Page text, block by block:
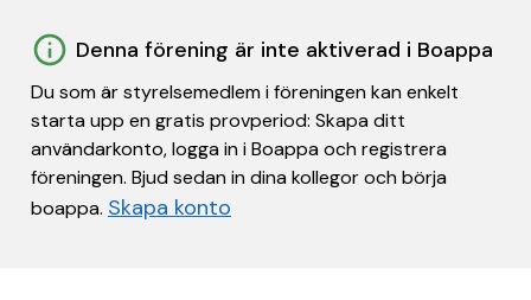
Denna förening är inte aktiverad i Boappa
Du som är styrelsemedlem i föreningen kan enkelt
starta upp en gratis provperiod: Skapa ditt
användarkonto, logga in i Boappa och registrera
föreningen. Bjud sedan in dina kollegor och börja
boappa. Skapa konto